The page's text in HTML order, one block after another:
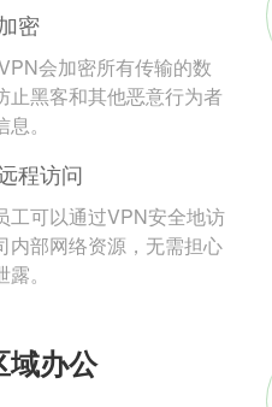
密
会加密所有传输的数
止黑客和其他恶意行为者
。
程访问
工可以通过VPN安全地访
内部网络资源，无需担心
。
域办公